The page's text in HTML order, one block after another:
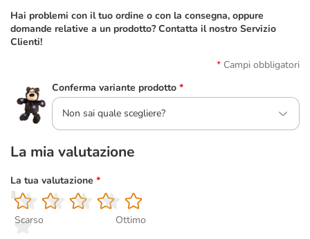
Hai problemi con il tuo ordine o con la consegna, oppure
domande relative a un prodotto? Contatta il nostro Servizio
Clienti!
Campi obbligatori
Conferma variante prodotto *
Non sai quale scegliere?
La mia valutazione
La tua valutazione *
1
Scarso
2
3
4
5
Ottimo